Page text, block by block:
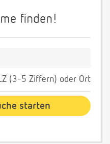
finden!
(3-5 Ziffern) oder Ort